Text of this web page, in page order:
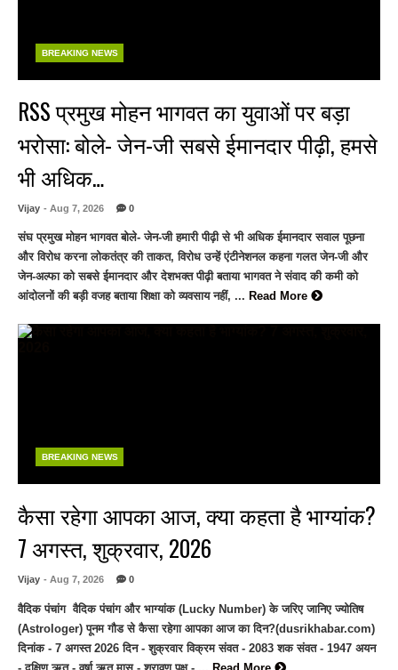
BREAKING NEWS
RSS प्रमुख मोहन भागवत का युवाओं पर बड़ा
भरोसा: बोले- जेन-जी सबसे ईमानदार पीढ़ी, हमसे
भी अधिक…
Vijay - Aug 7, 2026 0
संघ प्रमुख मोहन भागवत बोले- जेन-जी हमारी पीढ़ी से भी अधिक ईमानदार सवाल पूछना
और विरोध करना लोकतंत्र की ताकत, विरोध उन्हें एंटीनेशनल कहना गलत जेन-जी और
जेन-अल्फा को सबसे ईमानदार और देशभक्त पीढ़ी बताया भागवत ने संवाद की कमी को
आंदोलनों की बड़ी वजह बताया शिक्षा को व्यवसाय नहीं, ... Read More
BREAKING NEWS
कैसा रहेगा आपका आज, क्या कहता है भाग्यांक?
7 अगस्त, शुक्रवार, 2026
Vijay - Aug 7, 2026 0
वैदिक पंचांग वैदिक पंचांग और भाग्यांक (Lucky Number) के जरिए जानिए ज्योतिष
(Astrologer) पूनम गौड से कैसा रहेगा आपका आज का दिन?(dusrikhabar.com)
दिनांक - 7 अगस्त 2026 दिन - शुक्रवार विक्रम संवत - 2083 शक संवत - 1947 अयन